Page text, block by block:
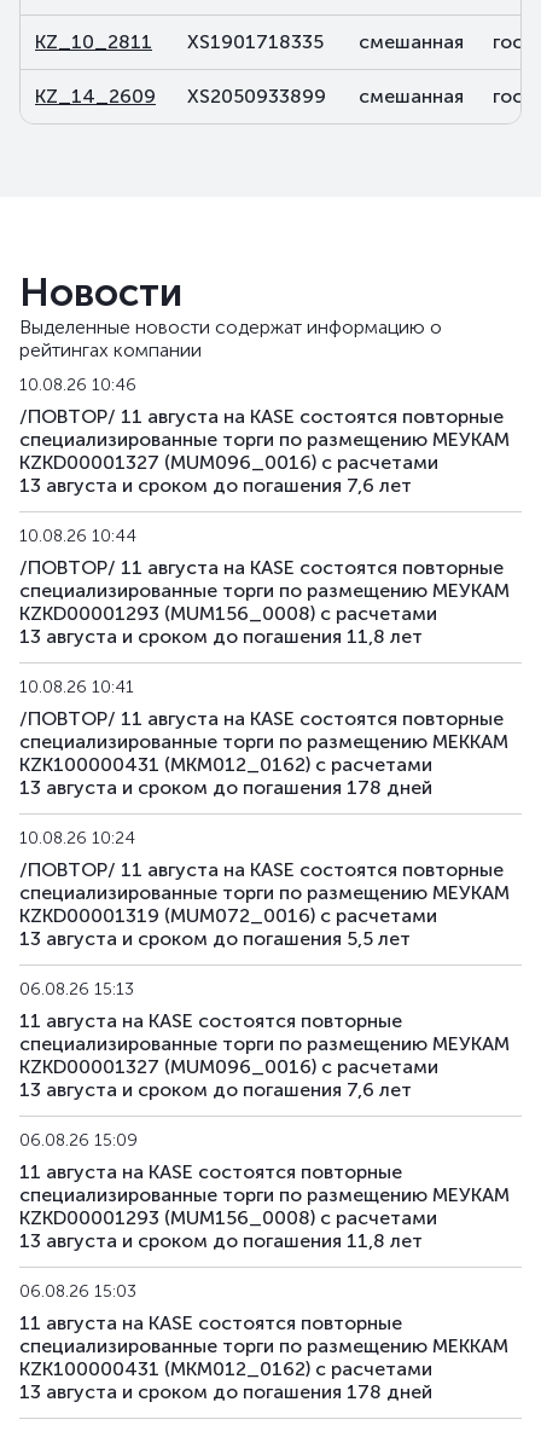
KZ_10_2811 XS1901718335 смешанная
KZ_14_2609 XS2050933899 смешанная
Новости
Выделенные новости содержат информацию о
рейтингах компании
10.08.26 10:46
/ПОВТОР/ 11 августа на KASE состоятся повторные
специализированные торги по размещению МЕУКАМ
KZKD00001327 (MUM096_0016) с расчетами
13 августа и сроком до погашения 7,6 лет
10.08.26 10:44
/ПОВТОР/ 11 августа на KASE состоятся повторные
специализированные торги по размещению МЕУКАМ
KZKD00001293 (MUM156_0008) с расчетами
13 августа и сроком до погашения 11,8 лет
10.08.26 10:41
/ПОВТОР/ 11 августа на KASE состоятся повторные
специализированные торги по размещению МЕККАМ
KZK100000431 (MKM012_0162) с расчетами
13 августа и сроком до погашения 178 дней
10.08.26 10:24
/ПОВТОР/ 11 августа на KASE состоятся повторные
специализированные торги по размещению МЕУКАМ
KZKD00001319 (MUM072_0016) с расчетами
13 августа и сроком до погашения 5,5 лет
06.08.26 15:13
11 августа на KASE состоятся повторные
специализированные торги по размещению МЕУКАМ
KZKD00001327 (MUM096_0016) с расчетами
13 августа и сроком до погашения 7,6 лет
06.08.26 15:09
11 августа на KASE состоятся повторные
специализированные торги по размещению МЕУКАМ
KZKD00001293 (MUM156_0008) с расчетами
13 августа и сроком до погашения 11,8 лет
06.08.26 15:03
11 августа на KASE состоятся повторные
специализированные торги по размещению МЕККАМ
KZK100000431 (MKM012_0162) с расчетами
13 августа и сроком до погашения 178 дней